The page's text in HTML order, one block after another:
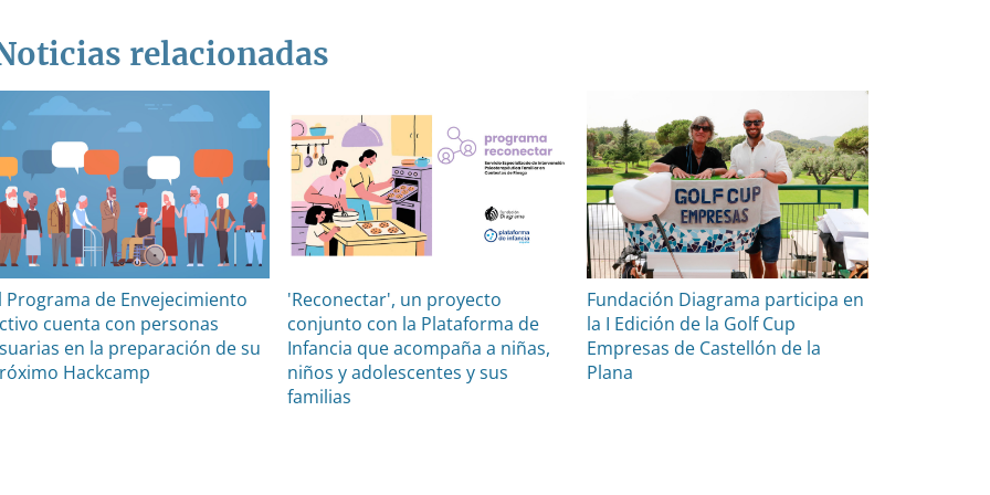
relacionadas
Programa de Envejecimiento
cuenta con personas
en la preparación de su
Hackcamp
'Reconectar', un proyecto
conjunto con la Plataforma de
Infancia que acompaña a niñas,
niños y adolescentes y sus
familias
Fundación Diagrama participa en
la I Edición de la Golf Cup
Empresas de Castellón de la
Plana